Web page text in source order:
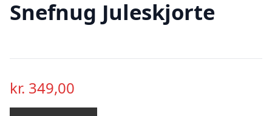
Snefnug Juleskjorte
kr. 349,00